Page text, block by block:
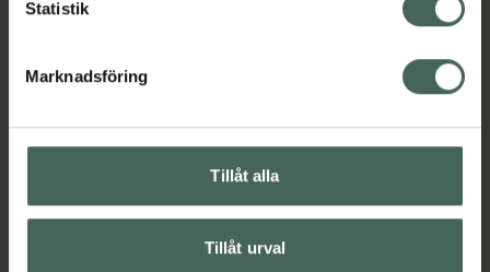
Statistik
Marknadsföring
Tillåt alla
Tillåt urval
Upptäck flera produkter inom
Allergi hos barn
Allergitabletter
Från 12 år